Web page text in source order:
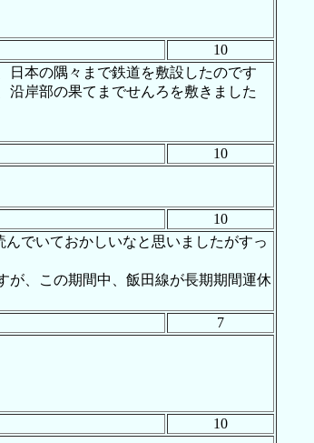
10
日本の隅々まで鉄道を敷設したのです
沿岸部の果てまでせんろを敷きました
10
10
でいておかしいなと思いましたがすっ
が、この期間中、飯田線が長期期間運休
7
10